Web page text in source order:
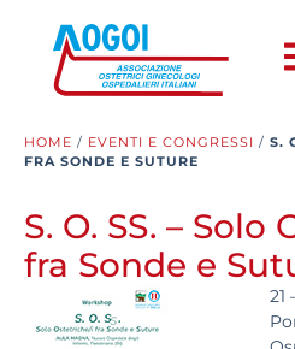
HOME / EVENTI E CONGRESSI / S.
FRA SONDE E SUTURE
S. O. SS. –
fra Sonde e
21